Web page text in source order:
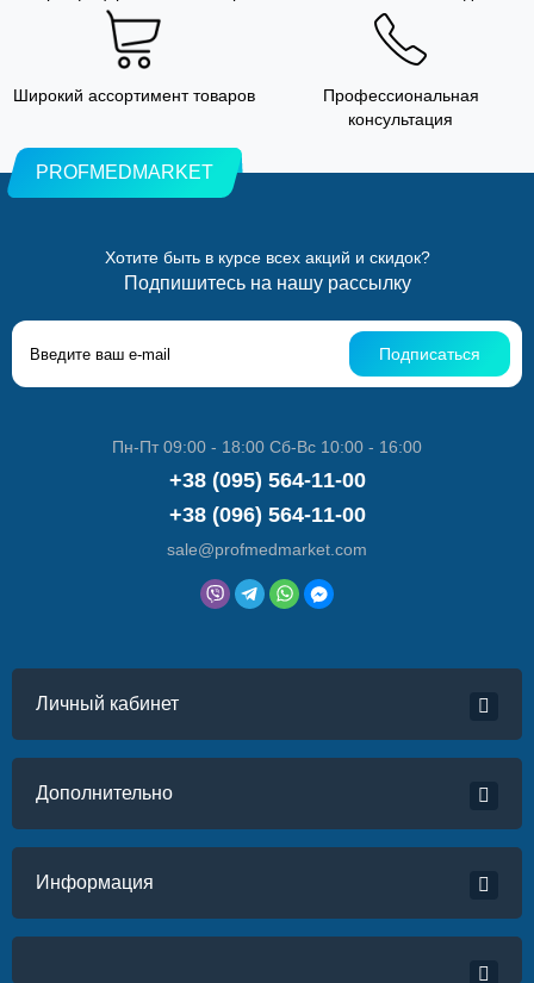
Широкий ассортимент товаров
Профессиональная
консультация
PROFMEDMARKET
Хотите быть в курсе всех акций и скидок?
Подпишитесь на нашу рассылку
Подписаться
Пн-Пт 09:00 - 18:00 Сб-Вс 10:00 - 16:00
+38 (095) 564-11-00
+38 (096) 564-11-00
sale@profmedmarket.com
Личный кабинет
Дополнительно
Информация